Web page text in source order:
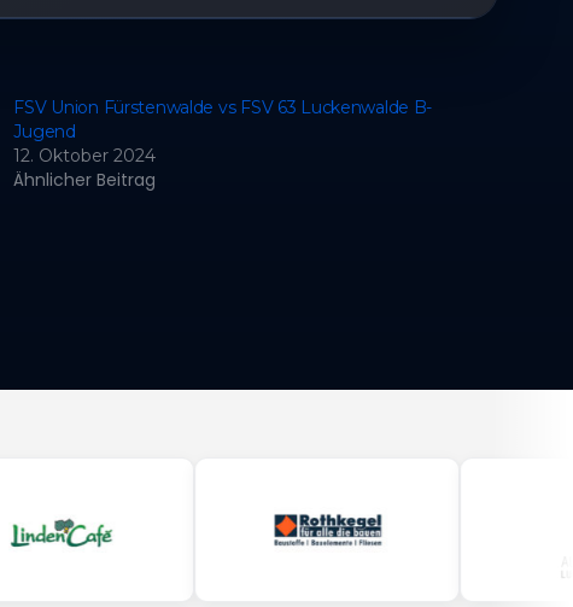
FSV Union Fürstenwalde vs FSV 63 Luckenwalde B-
Jugend
12. Oktober 2024
Ähnlicher Beitrag